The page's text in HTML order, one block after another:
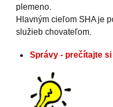
plemeno.
Hlavným cieľom SHA je
služieb chovateľom.
Správy - prečítajte si